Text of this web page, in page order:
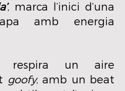
, marca l’inici d’una
amb energia
un aire
goofy, amb un beat